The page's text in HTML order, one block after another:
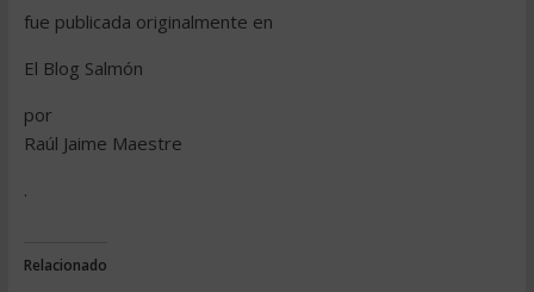
fue publicada originalmente en
El Blog Salmón
por
Raúl Jaime Maestre
.
Relacionado